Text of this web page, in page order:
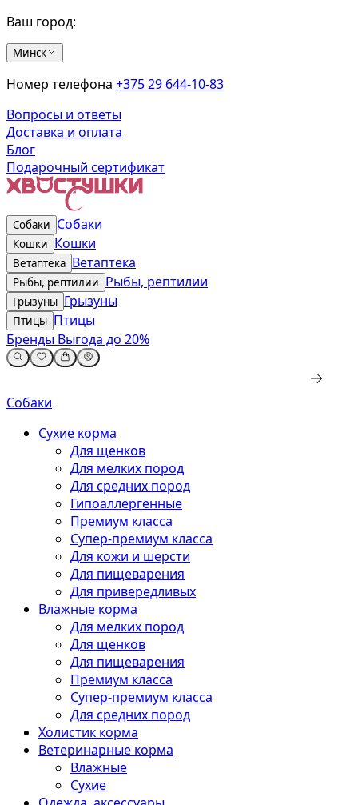
Ваш город:
Минск
Номер телефона +375 29 644-10-83
Вопросы и ответы
Доставка и оплата
Блог
Подарочный сертификат
Собаки Собаки
Кошки Кошки
Ветаптека Ветаптека
Рыбы, рептилии Рыбы, рептилии
Грызуны Грызуны
Птицы Птицы
Бренды Выгода до 20%
Собаки
Сухие корма
Для щенков
Для мелких пород
Для средних пород
Гипоаллергенные
Премиум класса
Супер-премиум класса
Для кожи и шерсти
Для пищеварения
Для привередливых
Влажные корма
Для мелких пород
Для щенков
Для пищеварения
Премиум класса
Супер-премиум класса
Для средних пород
Холистик корма
Ветеринарные корма
Влажные
Сухие